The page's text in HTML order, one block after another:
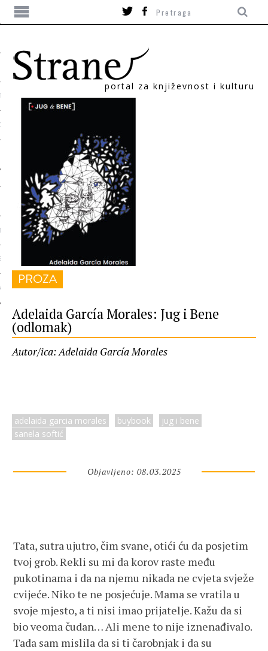
portal za književnost i kulturu
PROZA
Adelaida García Morales: Jug i Bene
(odlomak)
Autor/ica: Adelaida García Morales
adelaida garcia morales buybook
jug i bene
sanela softić
Objavljeno: 08.03.2025
Tata, sutra ujutro, čim svane, otići ću da posjetim
tvoj grob. Rekli su mi da korov raste među
pukotinama i da na njemu nikada ne cvjeta svježe
cvijeće. Niko te ne posjećuje. Mama se vratila u
svoje mjesto, a ti nisi imao prijatelje. Kažu da si
bio veoma čudan… Ali mene to nije iznenađivalo.
Tada sam mislila da si ti čarobnjak i da su